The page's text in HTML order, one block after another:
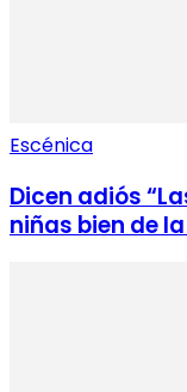
Escénica
Dicen adiós
niñas bien de